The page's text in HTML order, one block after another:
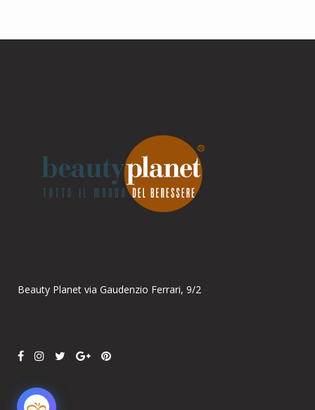
Beauty Planet via Gaudenzio Ferrari, 9/2
Online
Ciao! Come posso aiutarti?